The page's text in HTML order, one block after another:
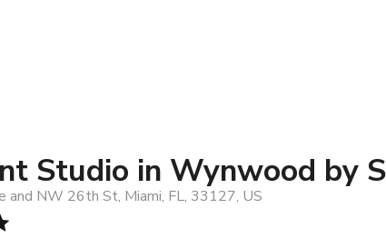
Studio in Wynwood by
and NW 26th St, Miami, FL, 33127, US